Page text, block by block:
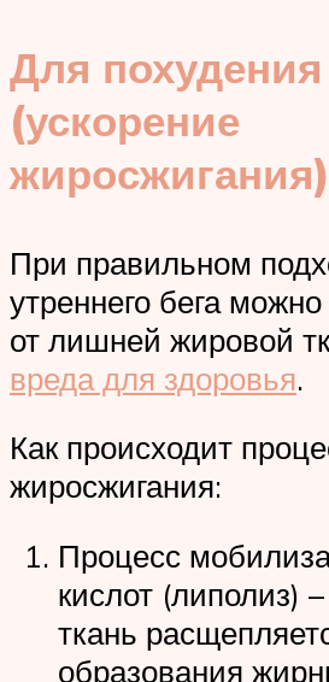
Для похудения
(ускорение
жиросжигания)
При правильном
утреннего бега
от лишней жировой
вреда для здоровья.
Как происходит
жиросжигания:
Процесс
кислот (липолиз)
ткань
образования